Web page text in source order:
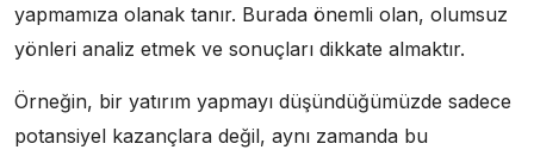
yapmamıza olanak tanır. Burada önemli olan, olumsuz
yönleri analiz etmek ve sonuçları dikkate almaktır.
Örneğin, bir yatırım yapmayı düşündüğümüzde sadece
potansiyel kazançlara değil, aynı zamanda bu